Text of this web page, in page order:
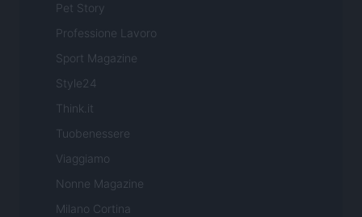
Pet Story
Professione Lavoro
Sport Magazine
Style24
Think.it
Tuobenessere
Viaggiamo
Nonne Magazine
Milano Cortina